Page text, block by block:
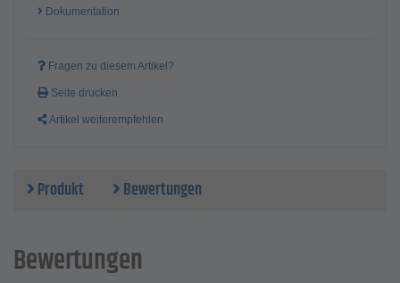
Dokumentation
Fragen zu diesem Artikel?
Seite drucken
Artikel weiterempfehlen
Produkt Bewertungen
Bewertungen